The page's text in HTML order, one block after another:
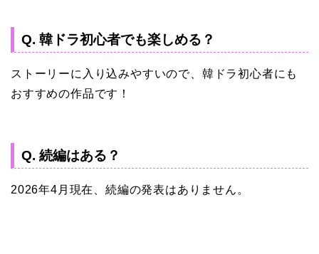
Q. 韓ドラ初心者でも楽しめる？
ストーリーに入り込みやすいので、韓ドラ初心者にも
おすすめの作品です！
Q. 続編はある？
2026年4月現在、続編の発表はありません。